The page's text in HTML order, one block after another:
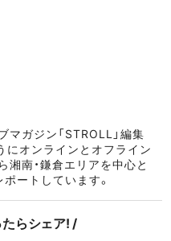
マガジン「STROLL」編集
にオンラインとオフライン
湘南・鎌倉エリアを中心と
ートしています。
たらシェア! /